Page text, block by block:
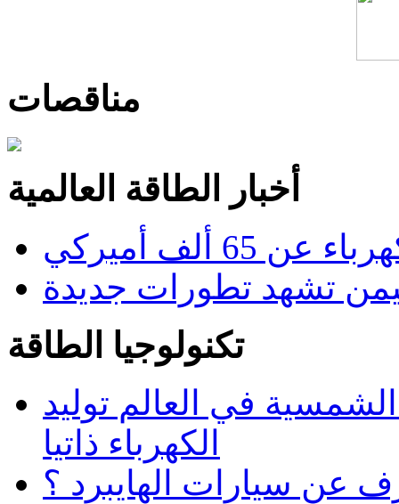
مناقصات
أخبار الطاقة العالمية
ألف أميركي
تشهد تطورات جديدة
تكنولوجيا الطاقة
في العالم توليد
الكهرباء ذاتيا
عن سيارات الهايبرد ؟